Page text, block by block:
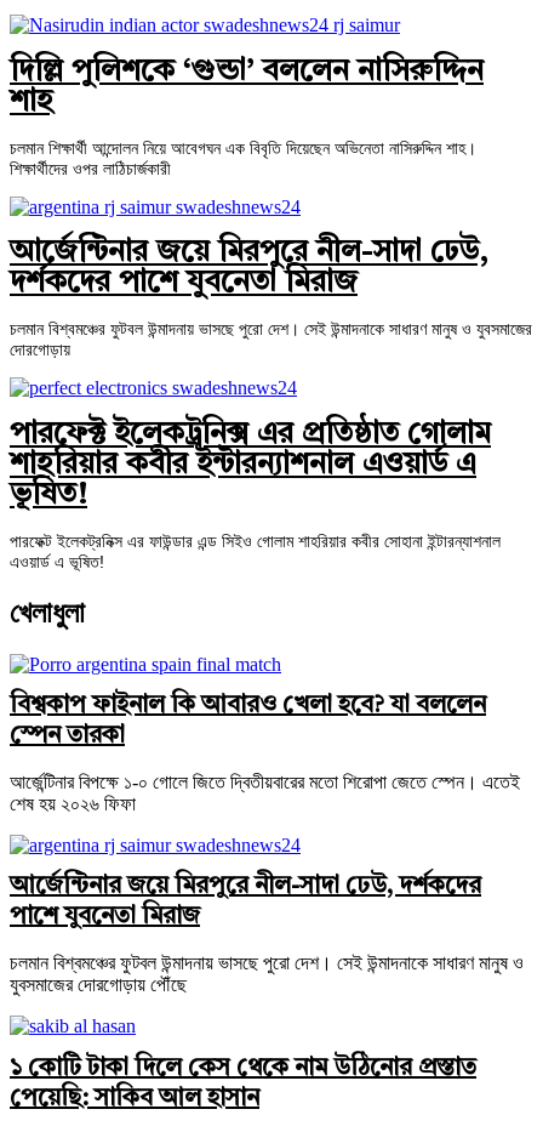
দিল্লি পুলিশকে ‘গুন্ডা’ বললেন নাসিরুদ্দিন
শাহ
চলমান শিক্ষার্থী আন্দোলন নিয়ে আবেগঘন এক বিবৃতি দিয়েছেন অভিনেতা নাসিরুদ্দিন শাহ।
শিক্ষার্থীদের ওপর লাঠিচার্জকারী
আর্জেন্টিনার জয়ে মিরপুরে নীল-সাদা ঢেউ,
দর্শকদের পাশে যুবনেতা মিরাজ
চলমান বিশ্বমঞ্চের ফুটবল উন্মাদনায় ভাসছে পুরো দেশ। সেই উন্মাদনাকে সাধারণ মানুষ ও যুবসমাজের
দোরগোড়ায়
পারফেক্ট ইলেকট্রনিক্স এর প্রতিষ্ঠাত গোলাম
শাহরিয়ার কবীর ইন্টারন্যাশনাল এওয়ার্ড এ
ভূষিত!
পারফেক্ট ইলেকট্রনিক্স এর ফাউন্ডার এন্ড সিইও গোলাম শাহরিয়ার কবীর সোহানা ইন্টারন্যাশনাল
এওয়ার্ড এ ভূষিত!
খেলাধুলা
বিশ্বকাপ ফাইনাল কি আবারও খেলা হবে? যা বললেন
স্পেন তারকা
আর্জেন্টিনার বিপক্ষে ১-০ গোলে জিতে দ্বিতীয়বারের মতো শিরোপা জেতে স্পেন। এতেই
শেষ হয় ২০২৬ ফিফা
আর্জেন্টিনার জয়ে মিরপুরে নীল-সাদা ঢেউ, দর্শকদের
পাশে যুবনেতা মিরাজ
চলমান বিশ্বমঞ্চের ফুটবল উন্মাদনায় ভাসছে পুরো দেশ। সেই উন্মাদনাকে সাধারণ মানুষ ও
যুবসমাজের দোরগোড়ায় পৌঁছে
১ কোটি টাকা দিলে কেস থেকে নাম উঠিনোর প্রস্তাত
পেয়েছি: সাকিব আল হাসান